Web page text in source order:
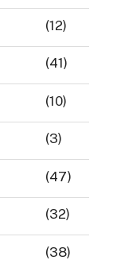
(12)
(41)
(10)
(3)
(47)
(32)
(38)